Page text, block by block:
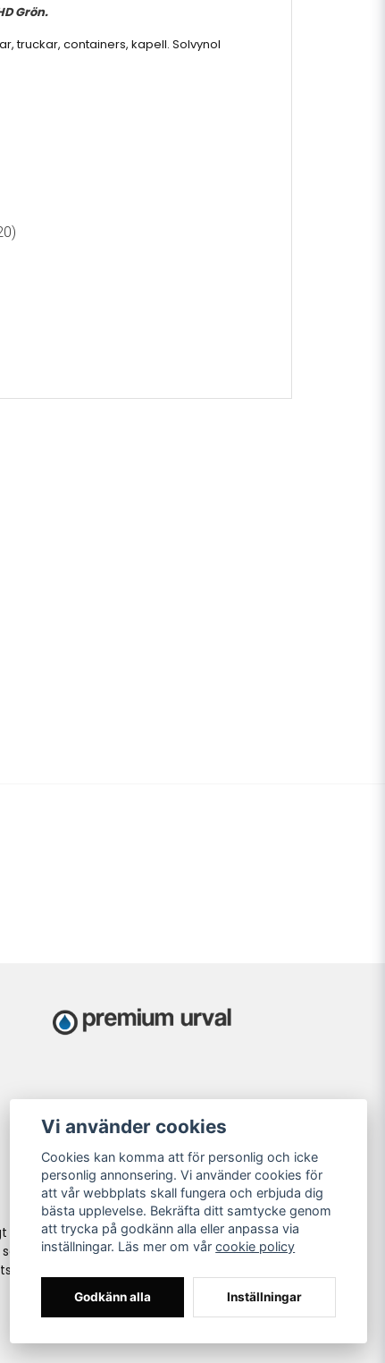
Grön.
truckar, containers, kapell. Solvynol
i
Vi använder cookies
Cookies kan komma att för personlig och icke
personlig annonsering. Vi använder cookies för
att vår webbplats skall fungera och erbjuda dig
bästa upplevelse. Bekräfta ditt samtycke genom
att trycka på godkänn alla eller anpassa via
inställningar. Läs mer om vårcookie policy
Godkänn alla Inställningar